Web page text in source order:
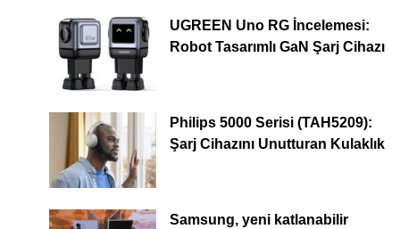
UGREEN Uno RG İncelemesi:
Robot Tasarımlı GaN Şarj Cihazı
Philips 5000 Serisi (TAH5209):
Şarj Cihazını Unutturan Kulaklık
Samsung, yeni katlanabilir